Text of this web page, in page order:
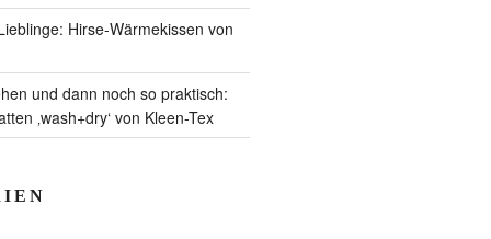
Hirse-Wärmekissen von
und dann noch so praktisch:
‚wash+dry‘ von Kleen-Tex